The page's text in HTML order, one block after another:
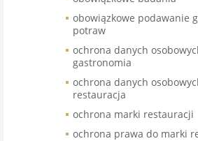
obowiązkowe podawanie
potraw
ochrona danych
gastronomia
ochrona danych
restauracja
ochrona marki restauracji
ochrona prawa do marki